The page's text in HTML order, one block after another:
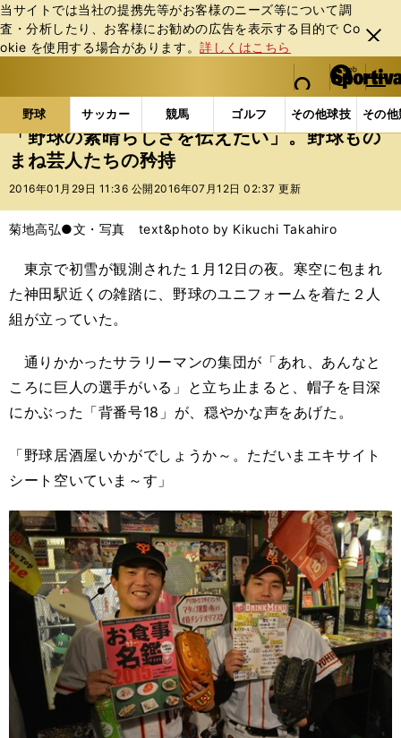
当サイトでは当社の提携先等がお客様のニーズ等について調
査・分析したり、お客様にお勧めの広告を表⽰する⽬的で Co
okie を使⽤する場合があります。詳しくはこちら
閉じ
る
web Sportiva (webスポルティーバ)
検索
マイペ
ー
ジ
メニュ
野球 サッカー 競馬 ゴルフ その他球技 その
b
ス
ポ
ル
バ
野球の記事一覧 プロ野球 「野球の素晴らしさを伝
「野球の素晴らしさを伝えたい」。野球もの
まね芸人たちの矜持
2016年01月29日 11:36 公開 2016年07月12日 02:37 更新
菊地高弘●文・写真 text&photo by Kikuchi Takahiro
東京で初雪が観測された１月12日の夜。寒空に包まれ
た神田駅近くの雑踏に、野球のユニフォームを着た２人
組が立っていた。
通りかかったサラリーマンの集団が「あれ、あんなと
ころに巨人の選手がいる」と立ち止まると、帽子を目深
にかぶった「背番号18」が、穏やかな声をあげた。
「野球居酒屋いかがでしょうか～。ただいまエキサイト
シート空いていま～す」